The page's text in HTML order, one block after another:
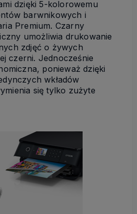
dzięki 5-kolorowemu
barwnikowych i
Premium. Czarny
umożliwia drukowanie
zdjęć o żywych
czerni. Jednocześnie
ponieważ dzięki
wkładów
się tylko zużyte